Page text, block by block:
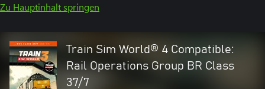
Zu Hauptinhalt springen
Train Sim World® 4 Compatible:
Rail Operations Group BR Class
37/7